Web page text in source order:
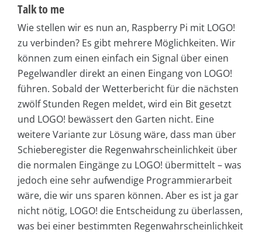
Talk to me
Wie stellen wir es nun an, Raspberry Pi mit LOGO!
zu verbinden? Es gibt mehrere Möglichkeiten. Wir
können zum einen einfach ein Signal über einen
Pegelwandler direkt an einen Eingang von LOGO!
führen. Sobald der Wetterbericht für die nächsten
zwölf Stunden Regen meldet, wird ein Bit gesetzt
und LOGO! bewässert den Garten nicht. Eine
weitere Variante zur Lösung wäre, dass man über
Schieberegister die Regenwahrscheinlichkeit über
die normalen Eingänge zu LOGO! übermittelt – was
jedoch eine sehr aufwendige Programmierarbeit
wäre, die wir uns sparen können. Aber es ist ja gar
nicht nötig, LOGO! die Entscheidung zu überlassen,
was bei einer bestimmten Regenwahrscheinlichkeit